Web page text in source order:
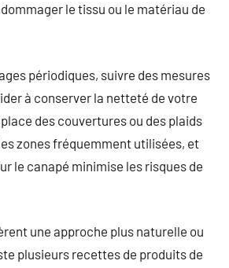
le tissu ou le matériau de
périodiques, suivre des mesures
à conserver la netteté de votre
des couvertures ou des plaids
zones fréquemment utilisées, et
le canapé minimise les risques de
une approche plus naturelle ou
plusieurs recettes de produits de